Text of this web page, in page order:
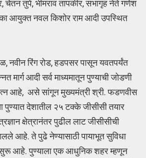
चेतन तुपे, भीमराव तापकीर, सभागृह नेते गणेश
आयुक्त नवल किशोर राम आदी उपस्थित
नवीन रिंग रोड, हडपसर पासून यवतपर्यंत
मार्ग आदी सर्व माध्यमातून पुण्याची जोडणी
आहे, असे सांगून मुख्यमंत्री श्री. फडणवीस
पुण्यात देशातील २५ टक्के जीसीसी तयार
क्षेत्रानंतर पुढील लाट जीसीसीची
आहे. ते पुढे नेण्यासाठी पायाभूत सुविधा
सुरू आहे. पुण्याला एक आधुनिक शहर म्हणून